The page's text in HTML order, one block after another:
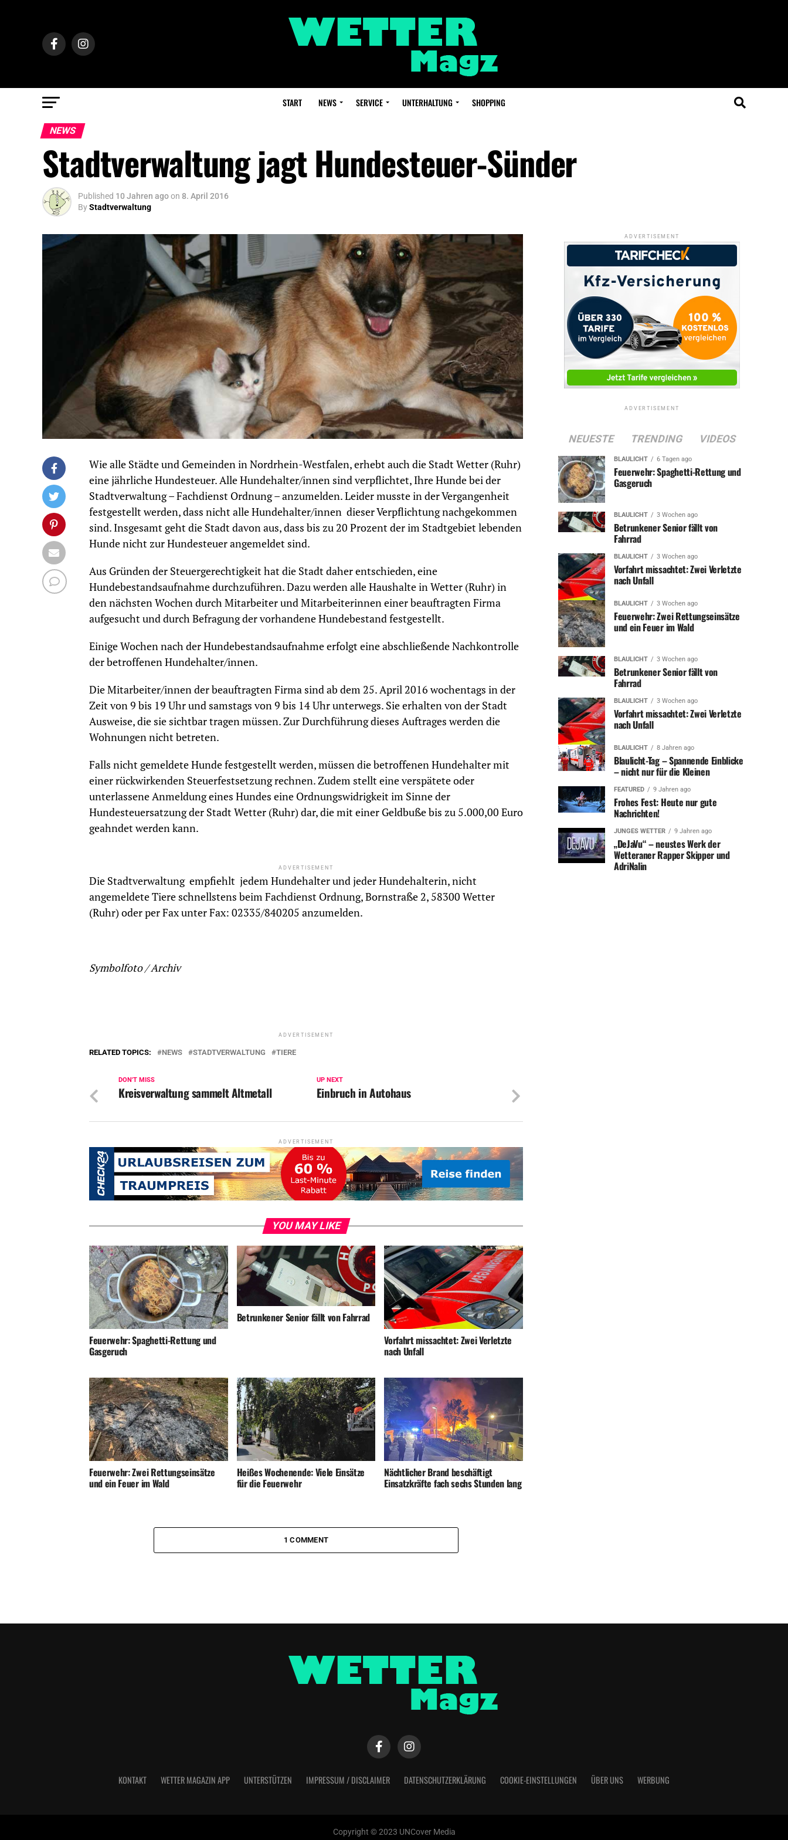
START NEWS SERVICE UNTERHALTUNG SHOPPING
NEWS
Stadtverwaltung jagt Hundesteuer-Sünder
Published 10 Jahren agoon 8. April 2016
ByStadtverwaltung
Wie alle Städte und Gemeinden in Nordrhein-Westfalen, erhebt auch die Stadt Wetter (Ruhr)
eine jährliche Hundesteuer. Alle Hundehalter/innen sind verpflichtet, Ihre Hunde bei der
Stadtverwaltung – Fachdienst Ordnung – anzumelden. Leider musste in der Vergangenheit
festgestellt werden, dass nicht alle Hundehalter/innen dieser Verpflichtung nachgekommen
sind. Insgesamt geht die Stadt davon aus, dass bis zu 20 Prozent der im Stadtgebiet lebenden
Hunde nicht zur Hundesteuer angemeldet sind.
Aus Gründen der Steuergerechtigkeit hat die Stadt daher entschieden, eine
Hundebestandsaufnahme durchzuführen. Dazu werden alle Haushalte in Wetter (Ruhr) in
den nächsten Wochen durch Mitarbeiter und Mitarbeiterinnen einer beauftragten Firma
aufgesucht und durch Befragung der vorhandene Hundebestand festgestellt.
Einige Wochen nach der Hundebestandsaufnahme erfolgt eine abschließende Nachkontrolle
der betroffenen Hundehalter/innen.
Die Mitarbeiter/innen der beauftragten Firma sind ab dem 25. April 2016 wochentags in der
Zeit von 9 bis 19 Uhr und samstags von 9 bis 14 Uhr unterwegs. Sie erhalten von der Stadt
Ausweise, die sie sichtbar tragen müssen. Zur Durchführung dieses Auftrages werden die
Wohnungen nicht betreten.
Falls nicht gemeldete Hunde festgestellt werden, müssen die betroffenen Hundehalter mit
einer rückwirkenden Steuerfestsetzung rechnen. Zudem stellt eine verspätete oder
unterlassene Anmeldung eines Hundes eine Ordnungswidrigkeit im Sinne der
Hundesteuersatzung der Stadt Wetter (Ruhr) dar, die mit einer Geldbuße bis zu 5.000,00 Euro
geahndet werden kann.
ADVERTISEMENT
Die Stadtverwaltung empfiehlt jedem Hundehalter und jeder Hundehalterin, nicht
angemeldete Tiere schnellstens beim Fachdienst Ordnung, Bornstraße 2, 58300 Wetter
(Ruhr) oder per Fax unter Fax: 02335/840205 anzumelden.
Symbolfoto / Archiv
ADVERTISEMENT
RELATED TOPICS: NEWS STADTVERWALTUNG TIERE
UP NEXT
Einbruch in Autohaus
DON'T MISS
Kreisverwaltung sammelt Altmetall
ADVERTISEMENT
YOU MAY LIKE
Feuerwehr: Spaghetti-Rettung und
Gasgeruch
Betrunkener Senior fällt von Fahrrad
Vorfahrt missachtet: Zwei Verletzte
nach Unfall
Feuerwehr: Zwei Rettungseinsätze
und ein Feuer im Wald
Heißes Wochenende: Viele Einsätze
für die Feuerwehr
Nächtlicher Brand beschäftigt
Einsatzkräfte fach sechs Stunden lang
1 COMMENT
ADVERTISEMENT
ADVERTISEMENT
NEUESTE TRENDING VIDEOS
BLAULICHT 6 Tagen ago
Feuerwehr: Spaghetti-Rettung und
Gasgeruch
BLAULICHT 3 Wochen ago
Betrunkener Senior fällt von
Fahrrad
BLAULICHT 3 Wochen ago
Vorfahrt missachtet: Zwei Verletzte
nach Unfall
BLAULICHT 3 Wochen ago
Feuerwehr: Zwei Rettungseinsätze
und ein Feuer im Wald
BLAULICHT 3 Wochen ago
Betrunkener Senior fällt von
Fahrrad
BLAULICHT 3 Wochen ago
Vorfahrt missachtet: Zwei Verletzte
nach Unfall
BLAULICHT 8 Jahren ago
Blaulicht-Tag – Spannende Einblicke
– nicht nur für die Kleinen
FEATURED 9 Jahren ago
Frohes Fest: Heute nur gute
Nachrichten!
JUNGES WETTER 9 Jahren ago
„DeJaVu“ – neustes Werk der
Wetteraner Rapper Skipper und
AdriNalin
KONTAKT WETTER MAGAZIN APP UNTERSTÜTZEN IMPRESSUM / DISCLAIMER DATENSCHUTZERKLÄRUNG COOKIE-EINSTELLUNGEN ÜBER UNS WERBUNG
Copyright © 2023 UNCover Media